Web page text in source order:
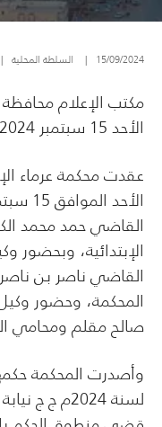
15/09/2024
| السلطة المحلية |
مكتب الإعلام
الأحد 15 سبتمبر 2024م.
عقدت محكمة عرماء
القاضي حمد محمد
الإبتدائية، وبحضور
القاضي ناصر بن
المحكمة، وحضور
صالح مقلم ومحامي
لسنة 2024م ج